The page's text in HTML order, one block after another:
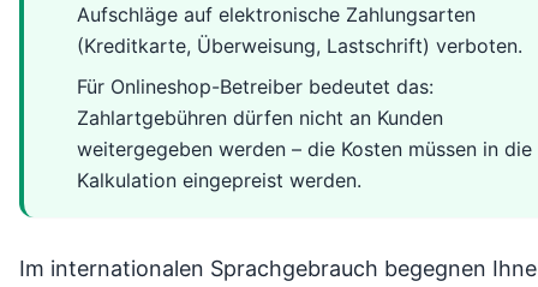
Aufschläge auf elektronische Zahlungsarten
(Kreditkarte, Überweisung, Lastschrift) verboten.
Für Onlineshop-Betreiber bedeutet das:
Zahlartgebühren dürfen nicht an Kunden
weitergegeben werden – die Kosten müssen in die
Kalkulation eingepreist werden.
Im internationalen Sprachgebrauch begegnen